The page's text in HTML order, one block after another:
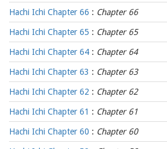
Hachi Ichi Chapter 66 : Chapter 66
Hachi Ichi Chapter 65 : Chapter 65
Hachi Ichi Chapter 64 : Chapter 64
Hachi Ichi Chapter 63 : Chapter 63
Hachi Ichi Chapter 62 : Chapter 62
Hachi Ichi Chapter 61 : Chapter 61
Hachi Ichi Chapter 60 : Chapter 60